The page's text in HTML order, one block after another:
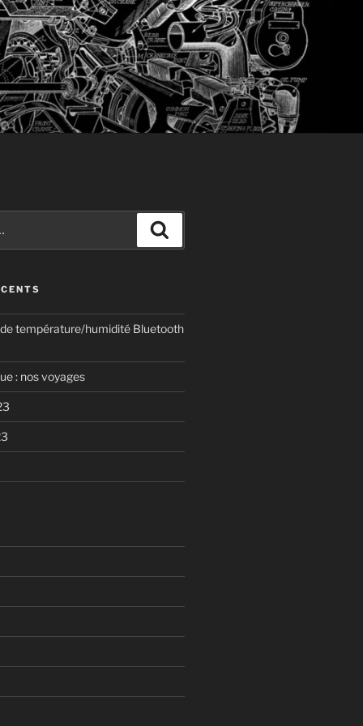
température/humidité Bluetooth
: nos voyages